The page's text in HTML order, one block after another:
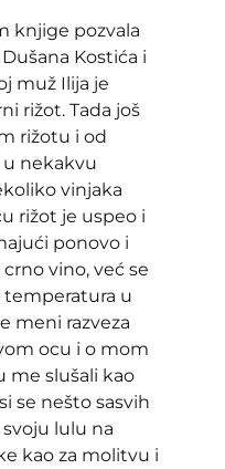
knjige pozvala
Kostića i
muž Ilija je
rižot. Tada još
rižotu i od
nekakvu
vinjaka
rižot je uspeo i
ponovo i
vino, već se
temperatura u
meni razveza
ocu i o mom
me slušali kao
se nešto sasvih
lulu na
kao za molitvu i